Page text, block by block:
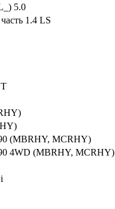
5.0
1.4 LS
(MBRHY, MCRHY)
4WD (MBRHY, MCRHY)